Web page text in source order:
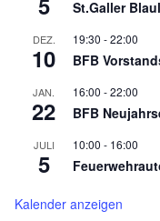
St.Galler
DEZ.
10
19:30 -22:00
BFB
JAN.
22
16:00 -22:00
BFB
JULI
5
10:00 - 16:00
Kalender anzeigen